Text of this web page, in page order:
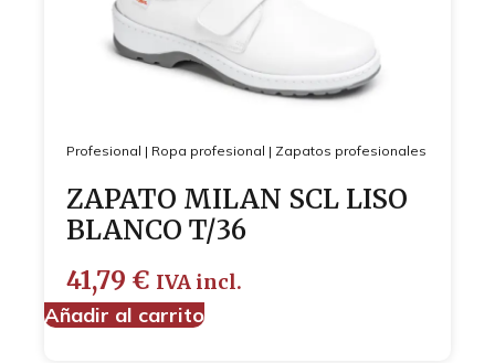
Profesional | Ropa profesional | Zapatos profesionales
ZAPATO MILAN SCL LISO
BLANCO T/36
41,79 € IVA incl.
Añadir al carrito